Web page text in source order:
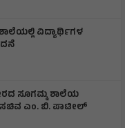
ವಿದ್ಯಾರ್ಥಿಗಳ
ಸೂಗಮ್ಮ ಶಾಲೆಯ
ಎಂ. ಬಿ. ಪಾಟೀಲ್